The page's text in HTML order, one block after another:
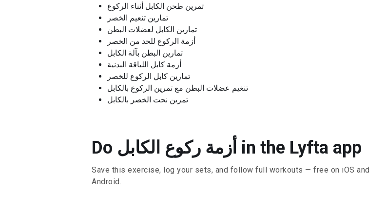
تمرين طحن الكابل أثناء الركوع
تمارين تنعيم الخصر
تمارين الكابل لعضلات البطن
أزمة الركوع للحد من الخصر
تمارين البطن بآلة الكابل
أزمة كابل اللياقة البدنية
تمارين كابل الركوع للخصر
تنغيم عضلات البطن مع تمرين الركوع بالكابل
تمرين نحت الخصر بالكابل
Do أزمة ركوع الكابل in the Lyfta app
Save this exercise, log your sets, and follow full workouts — free on iOS and
Android.